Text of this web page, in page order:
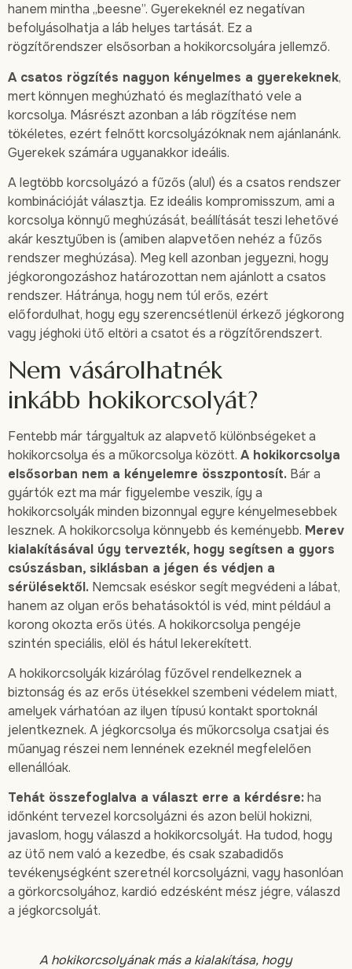
hanem mintha „beesne”. Gyerekeknél ez negatívan
befolyásolhatja a láb helyes tartását. Ez a
rögzítőrendszer elsősorban a hokikorcsolyára jellemző.
A csatos rögzítés nagyon kényelmes a gyerekeknek,
mert könnyen meghúzható és meglazítható vele a
korcsolya. Másrészt azonban a láb rögzítése nem
tökéletes, ezért felnőtt korcsolyázóknak nem ajánlanánk.
Gyerekek számára ugyanakkor ideális.
A legtöbb korcsolyázó a fűzős (alul) és a csatos rendszer
kombinációját választja. Ez ideális kompromisszum, ami a
korcsolya könnyű meghúzását, beállítását teszi lehetővé
akár kesztyűben is (amiben alapvetően nehéz a fűzős
rendszer meghúzása). Meg kell azonban jegyezni, hogy
jégkorongozáshoz határozottan nem ajánlott a csatos
rendszer. Hátránya, hogy nem túl erős, ezért
előfordulhat, hogy egy szerencsétlenül érkező jégkorong
vagy jéghoki ütő eltöri a csatot és a rögzítőrendszert.
Nem vásárolhatnék
inkább hokikorcsolyát?
Fentebb már tárgyaltuk az alapvető különbségeket a
hokikorcsolya és a műkorcsolya között. A hokikorcsolya
elsősorban nem a kényelemre összpontosít. Bár a
gyártók ezt ma már figyelembe veszik, így a
hokikorcsolyák minden bizonnyal egyre kényelmesebbek
lesznek. A hokikorcsolya könnyebb és keményebb. Merev
kialakításával úgy tervezték, hogy segítsen a gyors
csúszásban, siklásban a jégen és védjen a
sérülésektől. Nemcsak eséskor segít megvédeni a lábat,
hanem az olyan erős behatásoktól is véd, mint például a
korong okozta erős ütés. A hokikorcsolya pengéje
szintén speciális, elöl és hátul lekerekített.
A hokikorcsolyák kizárólag fűzővel rendelkeznek a
biztonság és az erős ütésekkel szembeni védelem miatt,
amelyek várhatóan az ilyen típusú kontakt sportoknál
jelentkeznek. A jégkorcsolya és műkorcsolya csatjai és
műanyag részei nem lennének ezeknél megfelelően
ellenállóak.
Tehát összefoglalva a választ erre a kérdésre:ha
időnként tervezel korcsolyázni és azon belül hokizni,
javaslom, hogy válaszd a hokikorcsolyát. Ha tudod, hogy
az ütő nem való a kezedbe, és csak szabadidős
tevékenységként szeretnél korcsolyázni, vagy hasonlóan
a görkorcsolyához, kardió edzésként mész jégre, válaszd
a jégkorcsolyát.
A hokikorcsolyának más a kialakítása, hogy